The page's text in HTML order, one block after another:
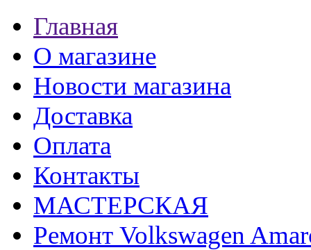
Главная
О магазине
Новости магазина
Доставка
Оплата
Контакты
МАСТЕРСКАЯ
Ремонт Volkswagen